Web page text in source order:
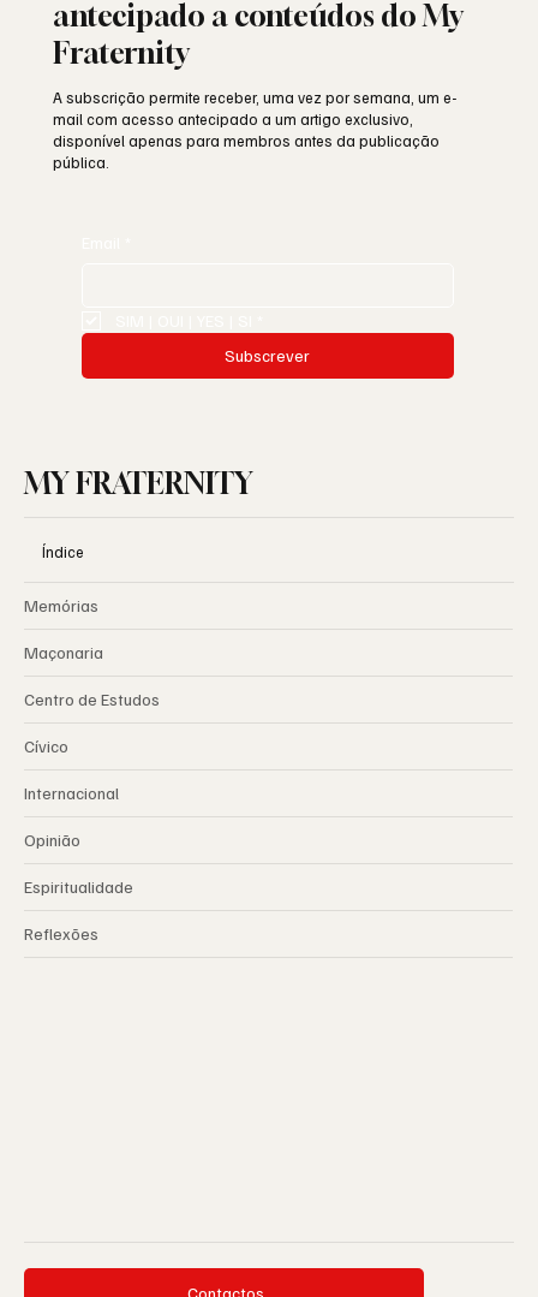
antecipado a conteúdos do My
Fraternity
A subscrição permite receber, uma vez por semana, um e-
mail com acesso antecipado a um artigo exclusivo,
disponível apenas para membros antes da publicação
pública.
Subscrever
MY FRATERNITY
Índice
Memórias
Maçonaria
Centro de Estudos
Cívico
Internacional
Opinião
Espiritualidade
Reflexões
Contactos